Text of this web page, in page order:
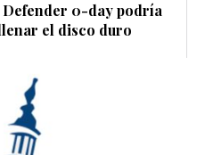
Defender 0-day podría
el disco duro